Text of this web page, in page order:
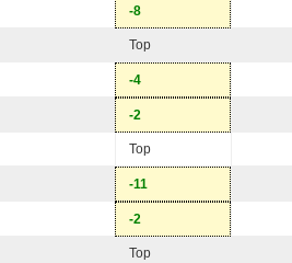
-8
Top
-4
-2
Top
-11
-2
Top